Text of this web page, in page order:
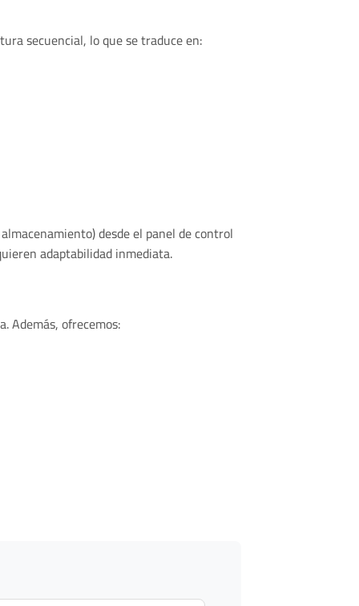
secuencial, lo que se traduce en:
desde el panel de control
adaptabilidad inmediata.
Además, ofrecemos: